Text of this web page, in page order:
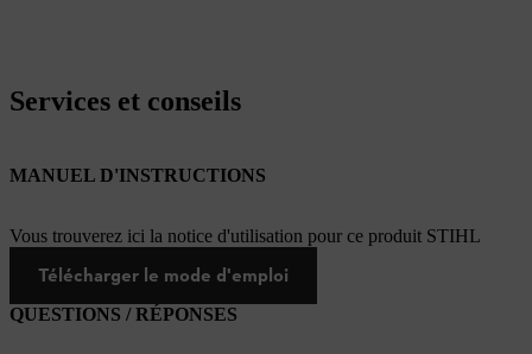
Services et conseils
MANUEL D'INSTRUCTIONS
Vous trouverez ici la notice d'utilisation pour ce produit STIHL
Télécharger le mode d'emploi
QUESTIONS / RÉPONSES